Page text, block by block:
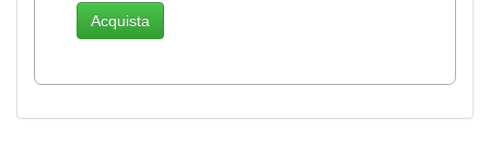
Acquista